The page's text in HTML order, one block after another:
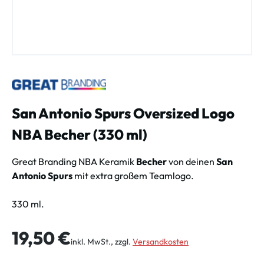
San Antonio Spurs Oversized Logo
NBA Becher (330 ml)
Great Branding NBA Keramik Bechervon deinen San
Antonio Spurs mit extra großem Teamlogo.
330 ml.
Regulärer Preis:
19,50 €inkl. MwSt., zzgl. Versandkosten